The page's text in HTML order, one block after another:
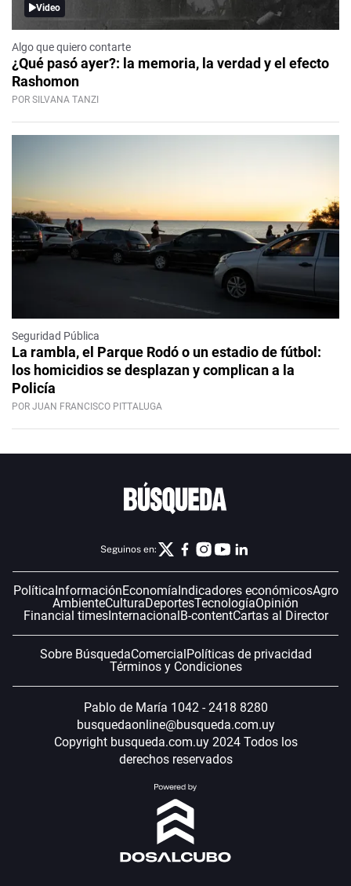
Video
Algo que quiero contarte
¿Qué pasó ayer?: la memoria, la verdad y el efecto
Rashomon
POR SILVANA TANZI
Seguridad Pública
La rambla, el Parque Rodó o un estadio de fútbol:
los homicidios se desplazan y complican a la
Policía
POR JUAN FRANCISCO PITTALUGA
Seguinos en:
Política InformaciónEconomía Indicadores económicosAgro
AmbienteCulturaDeportesTecnologíaOpinión
Financial timesInternacional B-contentCartas al Director
Sobre BúsquedaComercial Políticas de privacidad
Términos y Condiciones
Pablo de María 1042 - 2418 8280
busquedaonline@busqueda.com.uy
Copyright busqueda.com.uy 2024 Todos los
derechos reservados